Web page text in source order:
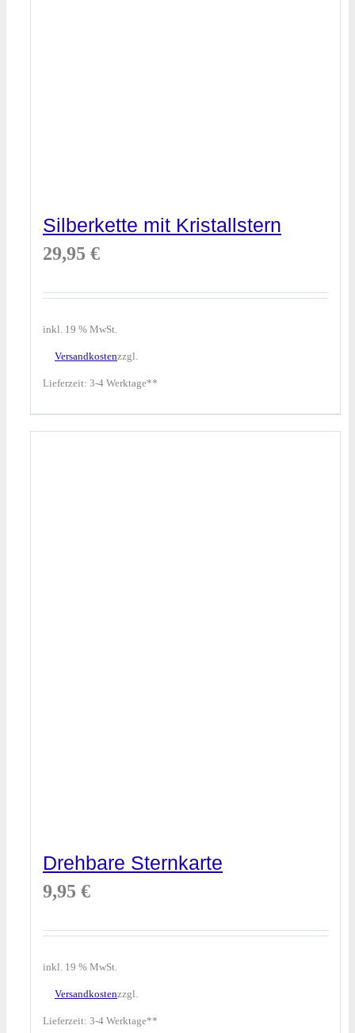
Silberkette mit Kristallstern
29,95 €
inkl. 19 % MwSt.
zzgl.
Versandkosten
Lieferzeit: 3-4 Werktage**
Drehbare Sternkarte
9,95 €
inkl. 19 % MwSt.
zzgl.
Versandkosten
Lieferzeit: 3-4 Werktage**